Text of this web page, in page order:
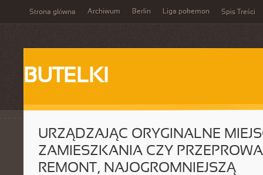
Strona główna Archiwum Berlin Liga pokemon Spis Treści
BUTELKI
URZĄDZAJĄC ORYGINALNE
ZAMIESZKANIA CZY
REMONT, NAJOGROMNIEJSZĄ